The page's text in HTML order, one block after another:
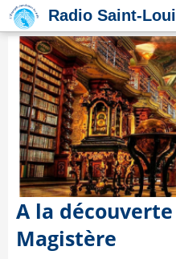
Radio Saint-
A la
Magistère